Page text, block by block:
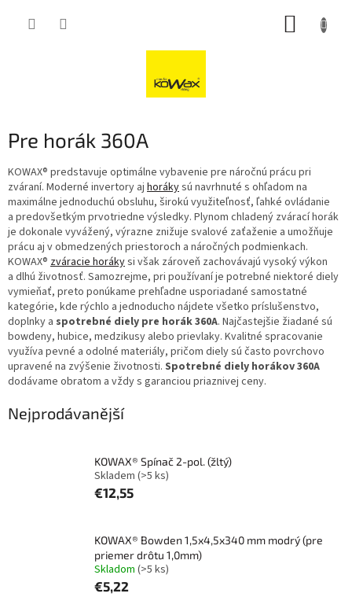
Pre horák 360A
KOWAX® predstavuje optimálne vybavenie pre náročnú prácu pri
zváraní. Moderné invertory aj horákysú navrhnuté s ohľadom na
maximálne jednoduchú obsluhu, širokú využiteľnosť, ľahké ovládanie
a predovšetkým prvotriedne výsledky. Plynom chladený zvárací horák
je dokonale vyvážený, výrazne znižuje svalové zaťaženie a umožňuje
prácu aj v obmedzených priestoroch a náročných podmienkach.
KOWAX® zváracie horákysi však zároveň zachovávajú vysoký výkon
a dlhú životnosť. Samozrejme, pri používaní je potrebné niektoré diely
vymieňať, preto ponúkame prehľadne usporiadané samostatné
kategórie, kde rýchlo a jednoducho nájdete všetko príslušenstvo,
doplnky a spotrebné diely pre horák 360A. Najčastejšie žiadané sú
bowdeny, hubice, medzikusy alebo prievlaky. Kvalitné spracovanie
využíva pevné a odolné materiály, pričom diely sú často povrchovo
upravené na zvýšenie životnosti. Spotrebné diely horákov 360A
dodávame obratom a vždy s garanciou priaznivej ceny.
Nejprodávanější
KOWAX® Spínač 2-pol. (žltý)
Skladem (>5 ks)
€12,55
KOWAX® Bowden 1,5x4,5x340 mm modrý (pre
priemer drôtu 1,0mm)
Skladom (>5 ks)
€5,22